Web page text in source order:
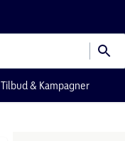
Tilbud & Kampagner